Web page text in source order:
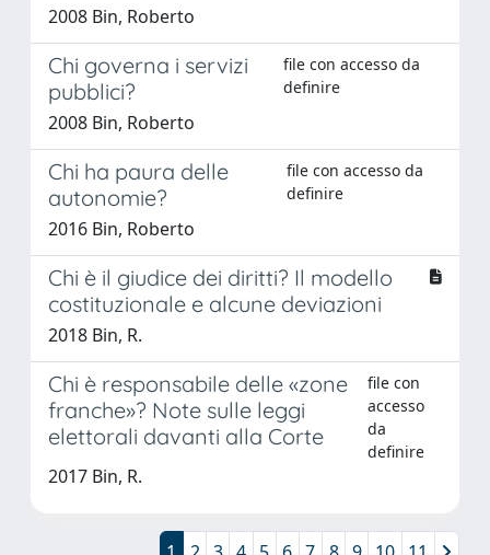
2008 Bin, Roberto
Chi governa i servizi
pubblici?
file con accesso da
definire
2008 Bin, Roberto
Chi ha paura delle
autonomie?
file con accesso da
definire
2016 Bin, Roberto
Chi è il giudice dei diritti? Il modello
costituzionale e alcune deviazioni
2018 Bin, R.
Chi è responsabile delle «zone
franche»? Note sulle leggi
elettorali davanti alla Corte
file con
accesso
da
definire
2017 Bin, R.